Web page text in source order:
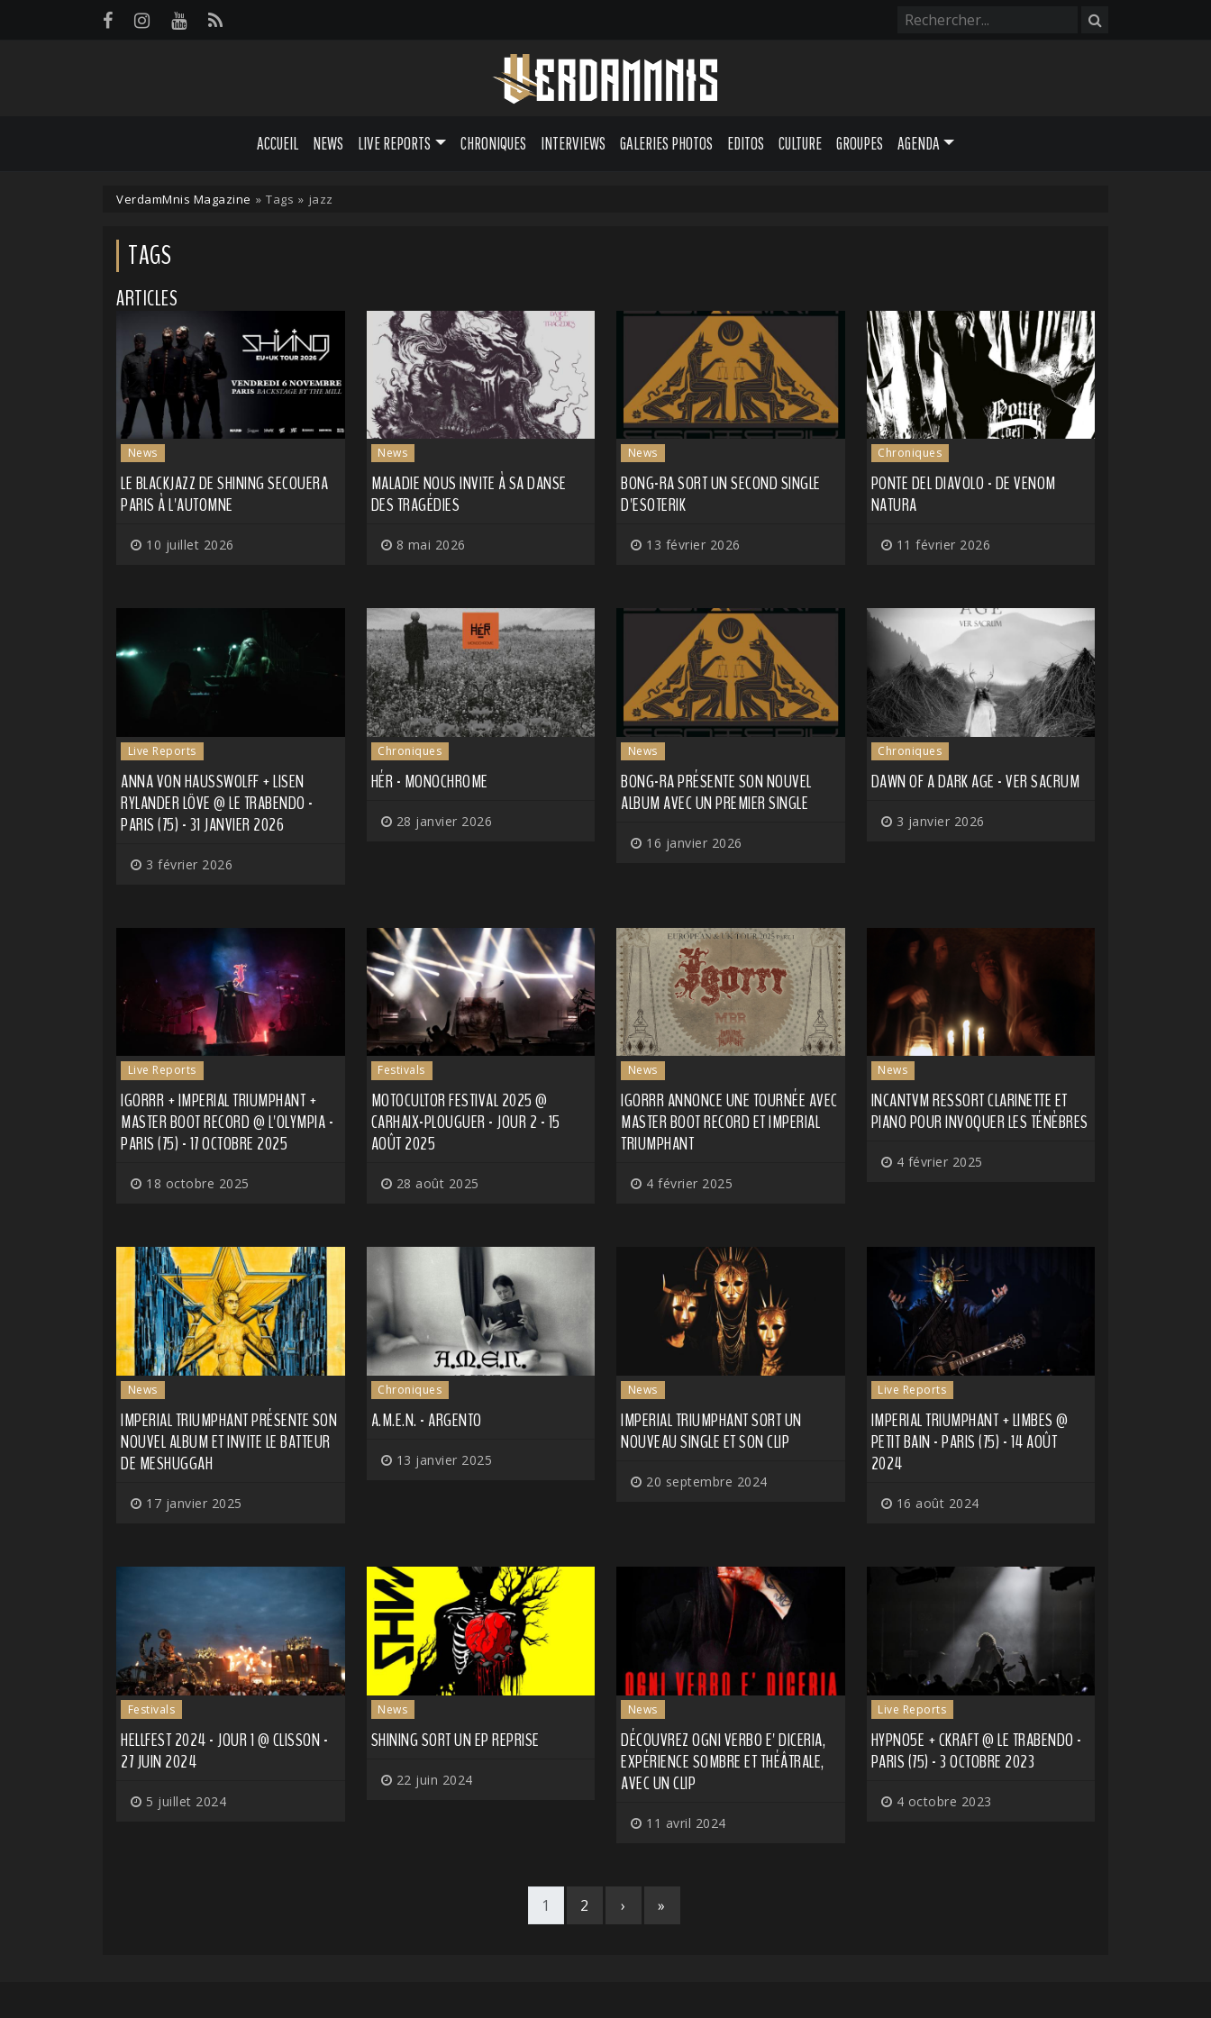
ACCUEIL NEWS LIVE REPORTS CHRONIQUES INTERVIEWS GALERIES PHOTOS EDITOS CULTURE GROUPES AGENDA
VerdamMnis Magazine » Tags » jazz
TAGS
ARTICLES
News
LE BLACKJAZZ DE SHINING SECOUERA
PARIS À L'AUTOMNE
10 juillet 2026
News
MALADIE NOUS INVITE À SA DANSE
DES TRAGÉDIES
8 mai 2026
News
BONG-RA SORT UN SECOND SINGLE
D'ESOTERIK
13 février 2026
Chroniques
PONTE DEL DIAVOLO - DE VENOM
NATURA
11 février 2026
Live Reports
ANNA VON HAUSSWOLFF + LISEN
RYLANDER LÖVE @ LE TRABENDO -
PARIS (75) - 31 JANVIER 2026
3 février 2026
Chroniques
HÉR - MONOCHROME
28 janvier 2026
News
BONG-RA PRÉSENTE SON NOUVEL
ALBUM AVEC UN PREMIER SINGLE
16 janvier 2026
Chroniques
DAWN OF A DARK AGE - VER SACRUM
3 janvier 2026
Live Reports
IGORRR + IMPERIAL TRIUMPHANT +
MASTER BOOT RECORD @ L'OLYMPIA -
PARIS (75) - 17 OCTOBRE 2025
18 octobre 2025
Festivals
MOTOCULTOR FESTIVAL 2025 @
CARHAIX-PLOUGUER - JOUR 2 - 15
AOÛT 2025
28 août 2025
News
IGORRR ANNONCE UNE TOURNÉE AVEC
MASTER BOOT RECORD ET IMPERIAL
TRIUMPHANT
4 février 2025
News
INCANTVM RESSORT CLARINETTE ET
PIANO POUR INVOQUER LES TÉNÈBRES
4 février 2025
News
IMPERIAL TRIUMPHANT PRÉSENTE SON
NOUVEL ALBUM ET INVITE LE BATTEUR
DE MESHUGGAH
17 janvier 2025
Chroniques
A.M.E.N. - ARGENTO
13 janvier 2025
News
IMPERIAL TRIUMPHANT SORT UN
NOUVEAU SINGLE ET SON CLIP
20 septembre 2024
Live Reports
IMPERIAL TRIUMPHANT + LIMBES @
PETIT BAIN - PARIS (75) - 14 AOÛT
2024
16 août 2024
Festivals
HELLFEST 2024 - JOUR 1 @ CLISSON -
27 JUIN 2024
5 juillet 2024
News
SHINING SORT UN EP REPRISE
22 juin 2024
News
DÉCOUVREZ OGNI VERBO E' DICERIA,
EXPÉRIENCE SOMBRE ET THÉÂTRALE,
AVEC UN CLIP
11 avril 2024
Live Reports
HYPNO5E + CKRAFT @ LE TRABENDO -
PARIS (75) - 3 OCTOBRE 2023
4 octobre 2023
1 2 › »
Panneau de gestion des cookies